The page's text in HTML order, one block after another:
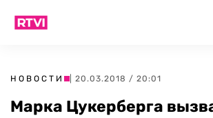
НОВОСТИ | 20.03.2018 / 20:01
Марка Цукерберга